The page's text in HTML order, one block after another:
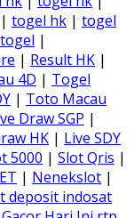
| togel hk | togel
togel |
| Result HK |
4D | Togel
| Toto Macau
Draw SGP |
HK | Live SDY
5000 | Slot Qris |
| Nenekslot |
deposit indosat